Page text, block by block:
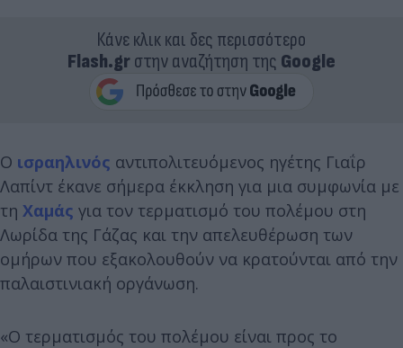
Κάνε κλικ και δες περισσότερο
Flash.grστην αναζήτηση της Google
Ο ισραηλινός αντιπολιτευόμενος ηγέτης Γιαΐρ
Λαπίντ έκανε σήμερα έκκληση για μια συμφωνία με
τη Χαμάς για τον τερματισμό του πολέμου στη
Λωρίδα της Γάζας και την απελευθέρωση των
ομήρων που εξακολουθούν να κρατούνται από την
παλαιστινιακή οργάνωση.
«Ο τερματισμός του πολέμου είναι προς το